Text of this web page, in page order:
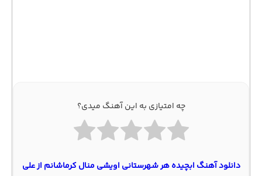
چه امتیازی به این آهنگ میدی؟
دانلود آهنگ ابچیده هر شهرستانی اویشی منال کرماشانم از علی